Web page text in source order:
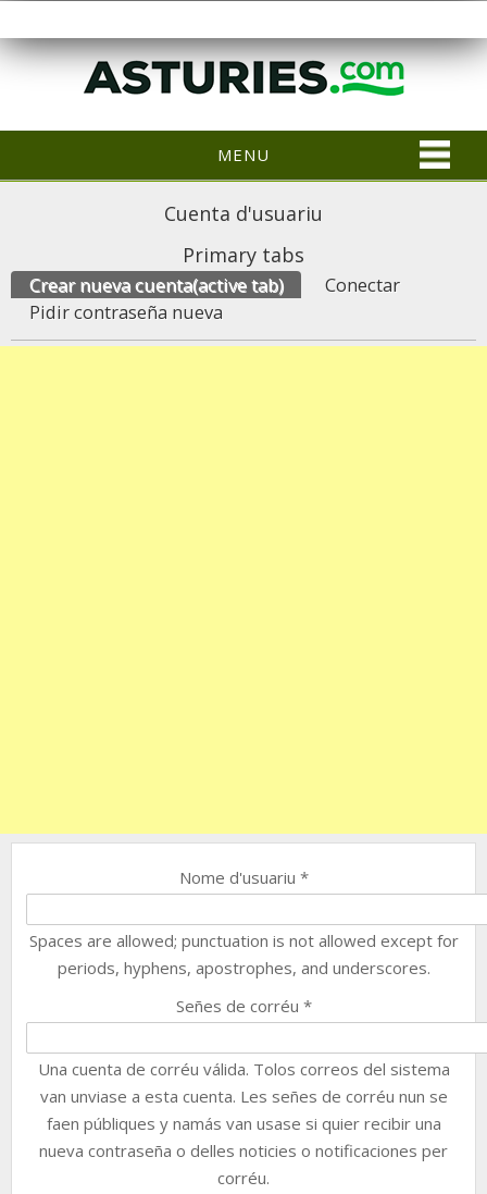
MENU
Cuenta d'usuariu
Primary tabs
Crear nueva cuenta(active tab)
Conectar
Pidir contraseña nueva
Nome d'usuariu *
Spaces are allowed; punctuation is not allowed except for
periods, hyphens, apostrophes, and underscores.
Señes de corréu *
Una cuenta de corréu válida. Tolos correos del sistema
van unviase a esta cuenta. Les señes de corréu nun se
faen públiques y namás van usase si quier recibir una
nueva contraseña o delles noticies o notificaciones per
corréu.